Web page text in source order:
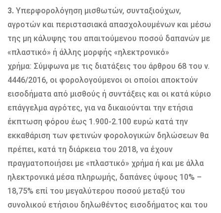
3. Υπερφορολόγηση μισθωτών, συνταξιούχων,
αγροτών και περιστασιακά απασχολουμένων και μέσω
της μη κάλυψης του απαιτούμενου ποσού δαπανών με
«πλαστικό» ή άλλης μορφής «ηλεκτρονικό»
χρήμα: Σύμφωνα με τις διατάξεις του άρθρου 68 του ν.
4446/2016, oι φορολογούμενοι οι οποίοι αποκτούν
εισοδήματα από μισθούς ή συντάξεις και οι κατά κύριο
επάγγελμα αγρότες, για να δικαιούνται την ετήσια
έκπτωση φόρου έως 1.900-2.100 ευρώ κατά την
εκκαθάριση των φετινών φορολογικών δηλώσεων θα
πρέπει, κατά τη διάρκεια του 2018, να έχουν
πραγματοποιήσει με «πλαστικό» χρήμα ή και με άλλα
ηλεκτρονικά μέσα πληρωμής, δαπάνες ύψους 10% –
18,75% επί του μεγαλύτερου ποσού μεταξύ του
συνολικού ετήσιου δηλωθέντος εισοδήματος και του